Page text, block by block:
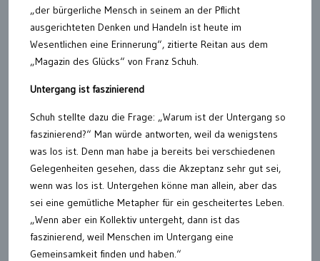
„der bürgerliche Mensch in seinem an der Pflicht
ausgerichteten Denken und Handeln ist heute im
Wesentlichen eine Erinnerung“, zitierte Reitan aus dem
„Magazin des Glücks“ von Franz Schuh.
Untergang ist faszinierend
Schuh stellte dazu die Frage: „Warum ist der Untergang so
faszinierend?“ Man würde antworten, weil da wenigstens
was los ist. Denn man habe ja bereits bei verschiedenen
Gelegenheiten gesehen, dass die Akzeptanz sehr gut sei,
wenn was los ist. Untergehen könne man allein, aber das
sei eine gemütliche Metapher für ein gescheitertes Leben.
„Wenn aber ein Kollektiv untergeht, dann ist das
faszinierend, weil Menschen im Untergang eine
Gemeinsamkeit finden und haben.“